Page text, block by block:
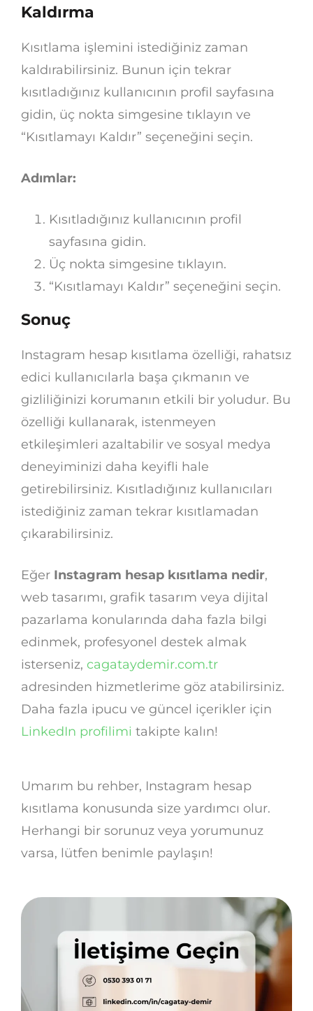
Kaldırma
Kısıtlama işlemini istediğiniz zaman
kaldırabilirsiniz. Bunun için tekrar
kısıtladığınız kullanıcının profil sayfasına
gidin, üç nokta simgesine tıklayın ve
“Kısıtlamayı Kaldır” seçeneğini seçin.
Adımlar:
Kısıtladığınız kullanıcının profil
sayfasına gidin.
Üç nokta simgesine tıklayın.
“Kısıtlamayı Kaldır” seçeneğini seçin.
Sonuç
Instagram hesap kısıtlama özelliği, rahatsız
edici kullanıcılarla başa çıkmanın ve
gizliliğinizi korumanın etkili bir yoludur. Bu
özelliği kullanarak, istenmeyen
etkileşimleri azaltabilir ve sosyal medya
deneyiminizi daha keyifli hale
getirebilirsiniz. Kısıtladığınız kullanıcıları
istediğiniz zaman tekrar kısıtlamadan
çıkarabilirsiniz.
Eğer Instagram hesap kısıtlama nedir,
web tasarımı, grafik tasarım veya dijital
pazarlama konularında daha fazla bilgi
edinmek, profesyonel destek almak
isterseniz, cagataydemir.com.tr
adresinden hizmetlerime göz atabilirsiniz.
Daha fazla ipucu ve güncel içerikler için
LinkedIn profilimi takipte kalın!
Umarım bu rehber, Instagram hesap
kısıtlama konusunda size yardımcı olur.
Herhangi bir sorunuz veya yorumunuz
varsa, lütfen benimle paylaşın!